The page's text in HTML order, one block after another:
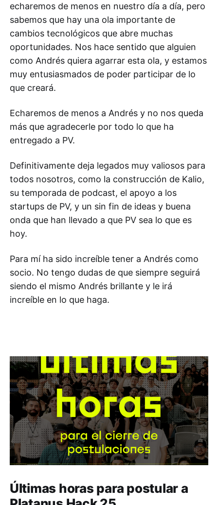
echaremos de menos en nuestro día a día, pero
sabemos que hay una ola importante de
cambios tecnológicos que abre muchas
oportunidades. Nos hace sentido que alguien
como Andrés quiera agarrar esta ola, y estamos
muy entusiasmados de poder participar de lo
que creará.
Echaremos de menos a Andrés y no nos queda
más que agradecerle por todo lo que ha
entregado a PV.
Definitivamente deja legados muy valiosos para
todos nosotros, como la construcción de Kalio,
su temporada de podcast, el apoyo a los
startups de PV, y un sin fin de ideas y buena
onda que han llevado a que PV sea lo que es
hoy.
Para mí ha sido increíble tener a Andrés como
socio. No tengo dudas de que siempre seguirá
siendo el mismo Andrés brillante y le irá
increíble en lo que haga.
Últimas horas para postular a